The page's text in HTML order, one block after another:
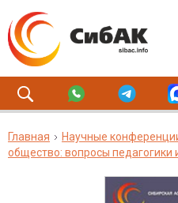
Главная Научные
общество: вопросы педагогики